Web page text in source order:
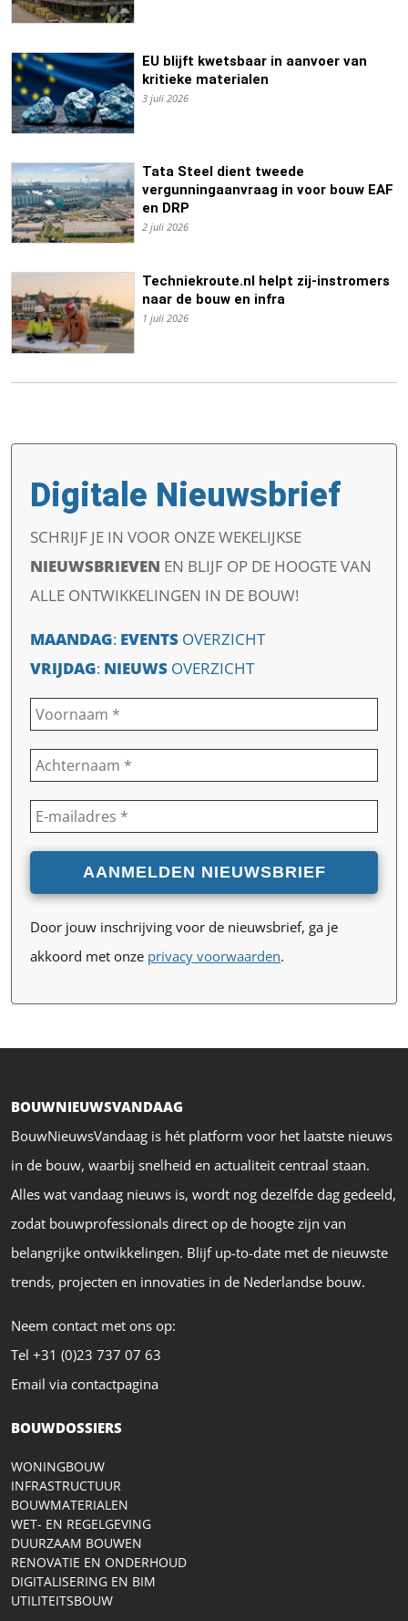
EU blijft kwetsbaar in aanvoer van
kritieke materialen
3 juli 2026
Tata Steel dient tweede
vergunningaanvraag in voor bouw EAF
en DRP
2 juli 2026
Techniekroute.nl helpt zij-instromers
naar de bouw en infra
1 juli 2026
Digitale Nieuwsbrief
SCHRIJF JE IN VOOR ONZE WEKELIJKSE
NIEUWSBRIEVEN EN BLIJF OP DE HOOGTE VAN
ALLE ONTWIKKELINGEN IN DE BOUW!
MAANDAG: EVENTS OVERZICHT
VRIJDAG: NIEUWS OVERZICHT
Door jouw inschrijving voor de nieuwsbrief, ga je
akkoord met onze privacy voorwaarden.
BOUWNIEUWSVANDAAG
BouwNieuwsVandaag is hét platform voor het laatste nieuws
in de bouw, waarbij snelheid en actualiteit centraal staan.
Alles wat vandaag nieuws is, wordt nog dezelfde dag gedeeld,
zodat bouwprofessionals direct op de hoogte zijn van
belangrijke ontwikkelingen. Blijf up-to-date met de nieuwste
trends, projecten en innovaties in de Nederlandse bouw.
Neem contact met ons op:
Tel +31 (0)23 737 07 63
Email via contactpagina
BOUWDOSSIERS
WONINGBOUW
INFRASTRUCTUUR
BOUWMATERIALEN
WET- EN REGELGEVING
DUURZAAM BOUWEN
RENOVATIE EN ONDERHOUD
DIGITALISERING EN BIM
UTILITEITSBOUW